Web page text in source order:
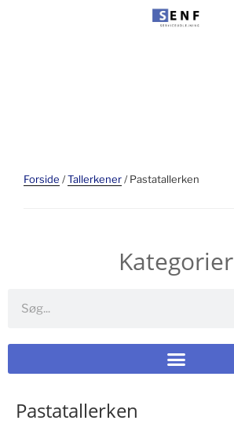
Forside /Tallerkener/ Pastatallerken
Kategorier
Pastatallerken